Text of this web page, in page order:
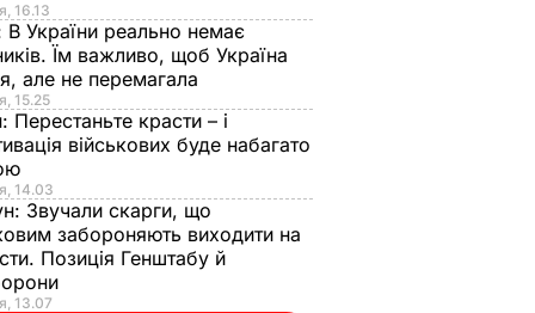
16.13
В України реально немає
Їм важливо, щоб Україна
але не перемагала
15.25
Перестаньте красти – і
військових буде набагато
14.03
Звучали скарги, що
забороняють виходити на
Позиція Генштабу й
13.07